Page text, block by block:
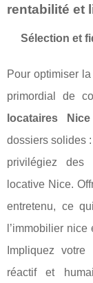
rentabilité et
Sélection et
Pour optimiser la
primordial de
locataires Nice
dossiers solides
privilégiez des
locative Nice.
entretenu, ce
l’immobilier
Impliquez
réactif et